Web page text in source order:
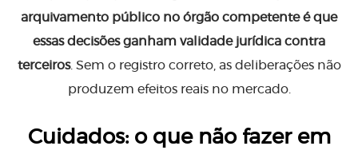
arquivamento público no órgão competente é que
essas decisões ganham validade jurídica contra
terceiros. Sem o registro correto, as deliberações não
produzem efeitos reais no mercado.
Cuidados: o que não fazer em